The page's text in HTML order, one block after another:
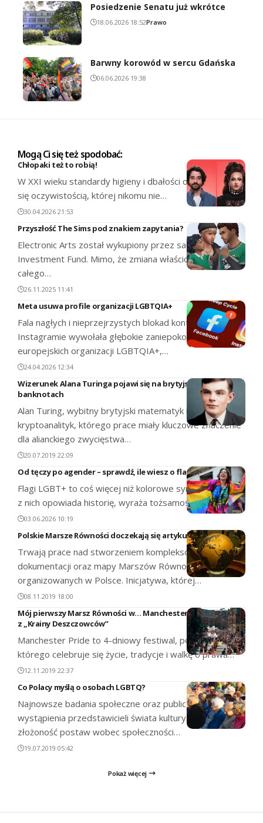
Posiedzenie Senatu już wkrótce
18.06.2026 18:52Prawo
Barwny korowód w sercu Gdańska
06.06.2026 19:38
Mogą Ci się też spodobać:
Chłopaki też to robią!
W XXI wieku standardy higieny i dbałości o siebie stały
się oczywistością, której nikomu nie…
30.04.2026 21:53
Przyszłość The Sims pod znakiem zapytania?
Electronic Arts został wykupiony przez saudyjski Public
Investment Fund. Mimo, że zmiana właścicielska dotyczy
całego…
26.11.2025 11:41
Meta usuwa profile organizacji LGBTQIA+
Fala nagłych i nieprzejrzystych blokad kont na
Instagramie wywołała głębokie zaniepokojenie wśród
europejskich organizacji LGBTQIA+,…
24.04.2026 12:34
Wizerunek Alana Turinga pojawi się na brytyjskich
banknotach
Alan Turing, wybitny brytyjski matematyk i
kryptoanalityk, którego prace miały kluczowe znaczenie
dla alianckiego zwycięstwa…
20.07.2019 22:09
Od tęczy po agender – sprawdź, ile wiesz o flagach LGBT+
Flagi LGBT+ to coś więcej niż kolorowe symbole. Każda
z nich opowiada historię, wyraża tożsamość…
03.06.2026 10:19
Polskie Marsze Równości doczekają się artykułu w Wikipedii
Trwają prace nad stworzeniem kompleksowej
dokumentacji oraz mapy Marszów Równości
organizowanych w Polsce. Inicjatywa, której…
08.11.2019 18:00
Mój pierwszy Marsz Równości w… Manchesterze. Reportaż
z „Krainy Deszczowców”
Manchester Pride to 4-dniowy festiwal, podczas
którego celebruje się życie, tradycje i walkę o prawa…
12.11.2019 22:37
Co Polacy myślą o osobach LGBTQ?
Najnowsze badania społeczne oraz publiczne
wystąpienia przedstawicieli świata kultury wskazują na
złożoność postaw wobec społeczności…
19.07.2019 05:42
Pokaż więcej